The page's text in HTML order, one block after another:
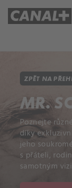
ZPĚT NA
MR.
Poznejte
díky
jeho
s přáteli,
samotným